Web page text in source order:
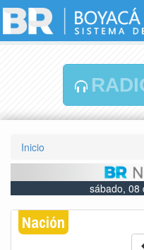
Inicio
sábado, 08
Nación